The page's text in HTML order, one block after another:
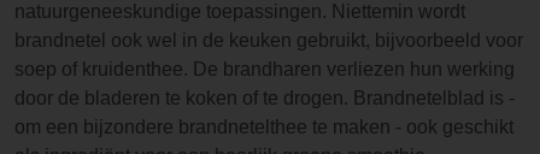
natuurgeneeskundige toepassingen. Niettemin wordt
brandnetel ook wel in de keuken gebruikt, bijvoorbeeld voor
soep of kruidenthee. De brandharen verliezen hun werking
door de bladeren te koken of te drogen. Brandnetelblad is -
om een bijzondere brandnetelthee te maken - ook geschikt